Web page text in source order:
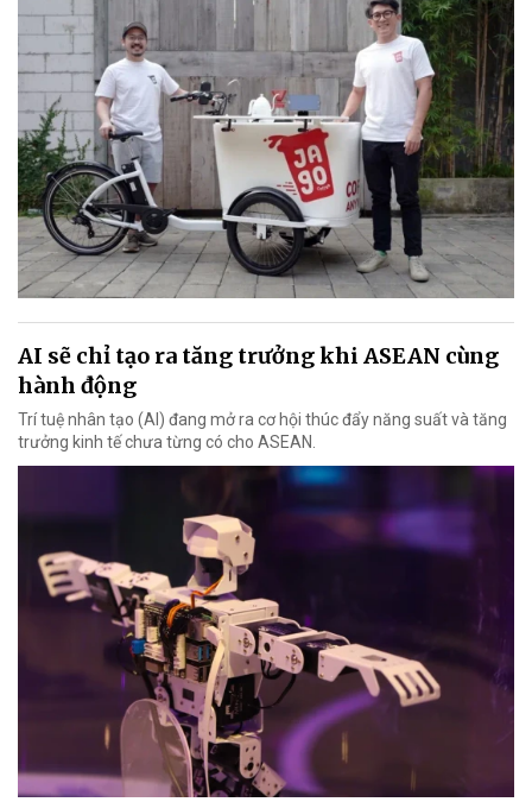
AI sẽ chỉ tạo ra tăng trưởng khi ASEAN cùng
hành động
Trí tuệ nhân tạo (AI) đang mở ra cơ hội thúc đẩy năng suất và tăng
trưởng kinh tế chưa từng có cho ASEAN.